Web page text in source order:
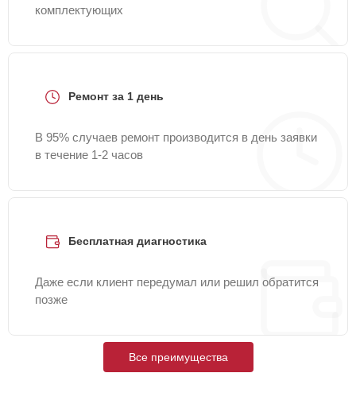
комплектующих
Ремонт за 1 день
В 95% случаев ремонт производится в день заявки
в течение 1-2 часов
Бесплатная диагностика
Даже если клиент передумал или решил обратится
позже
Все преимущества